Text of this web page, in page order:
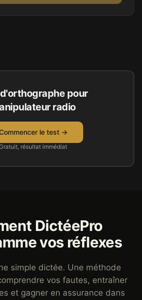
pour
radio
le test →
résultat immédiat
DictéePro
vos réflexes
simple dictée. Une méthode
vos fautes, entraîner
et gagner en assurance dans